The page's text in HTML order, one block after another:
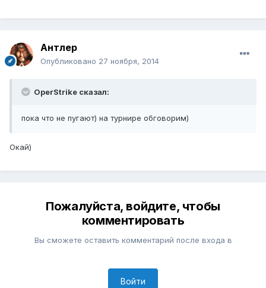
Антлер
Опубликовано 27 ноября, 2014
OperStrike сказал:
пока что не пугают) на турнире обговорим)
Окай)
Пожалуйста, войдите, чтобы
комментировать
Вы сможете оставить комментарий после входа в
Войти